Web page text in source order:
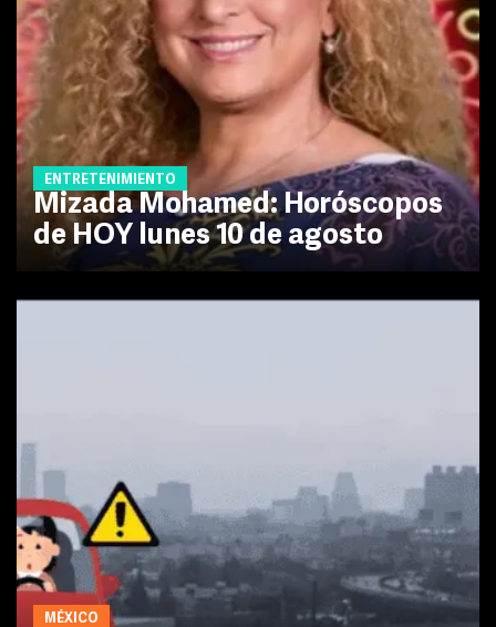
ENTRETENIMIENTO
Mizada Mohamed: Horóscopos
de HOY lunes 10 de agosto
MÉXICO